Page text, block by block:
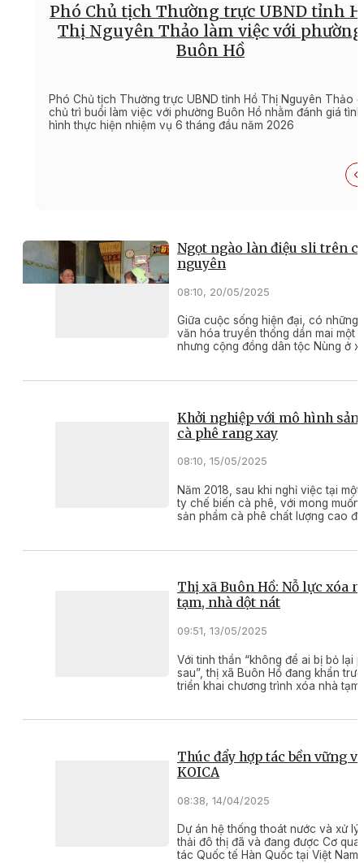
Phó Chủ tịch Thường trực UBND tỉnh
Thị Nguyên Thảo làm việc với phường
Buôn Hồ
Phó Chủ tịch Thường trực UBND tỉnh Hồ Thị Nguyên Thảo
chủ trì buổi làm việc với phường Buôn Hồ nhằm đánh giá tình
hình thực hiện nhiệm vụ 6 tháng đầu năm 2026
Ngọt ngào làn điệu sli trên
nguyên
08:10, 20/05/2025
Giữa cuộc sống hiện đại, có những
văn hóa truyền thống dần mai một
nhưng cộng đồng dân tộc Nùng ở
một phần không thể thiếu trong đời
Khởi nghiệp với mô hình sản
cà phê rang xay
08:10, 15/05/2025
Năm 2018, sau khi nghỉ việc tại
ty chế biến cà phê, với mong muốn
sản phẩm cà phê chất lượng cao
đầu tư hàng trăm triệu đồng mua
phẩm cà phê với hương vị đậm đà,
quên.
Thị xã Buôn Hồ: Nỗ lực xóa
tạm, nhà dột nát
09:51, 13/05/2025
Với tinh thần “không để ai bị bỏ lại
sau”, thị xã Buôn Hồ đang khẩn
triển khai chương trình xóa nhà
Thúc đẩy hợp tác bền vững
KOICA
08:38, 14/04/2025
Dự án hệ thống thoát nước và xử lý
thải đô thị đã và đang được Cơ
tác Quốc tế Hàn Quốc tại Việt Nam